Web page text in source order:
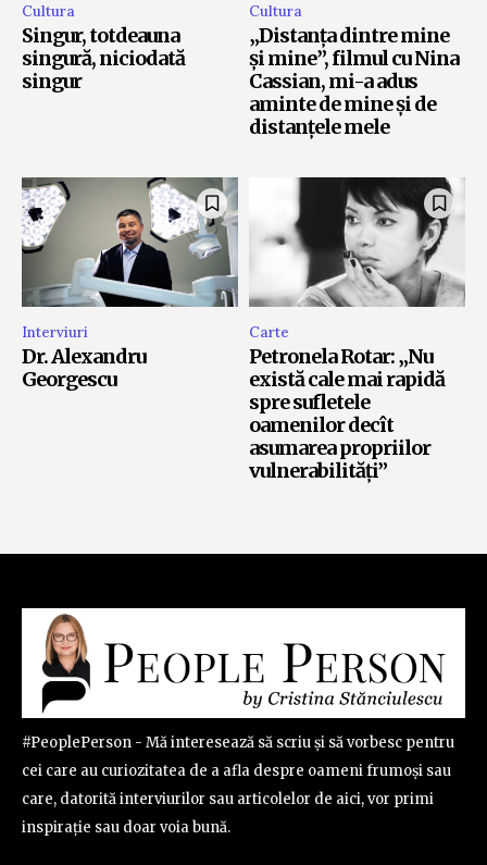
Cultura
Singur, totdeauna
singură, niciodată
singur
Cultura
„Distanța dintre mine
și mine”, filmul cu Nina
Cassian, mi-a adus
aminte de mine și de
distanțele mele
Interviuri
Dr. Alexandru
Georgescu
Carte
Petronela Rotar: „Nu
există cale mai rapidă
spre sufletele
oamenilor decît
asumarea propriilor
vulnerabilități”
#PeoplePerson - Mă interesează să scriu și să vorbesc pentru
cei care au curiozitatea de a afla despre oameni frumoși sau
care, datorită interviurilor sau articolelor de aici, vor primi
inspirație sau doar voia bună.